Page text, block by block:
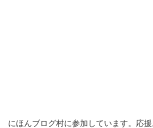
にほんブログ村に参加しています。応援